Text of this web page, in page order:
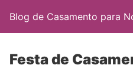
Blog de Casamento para
Festa de